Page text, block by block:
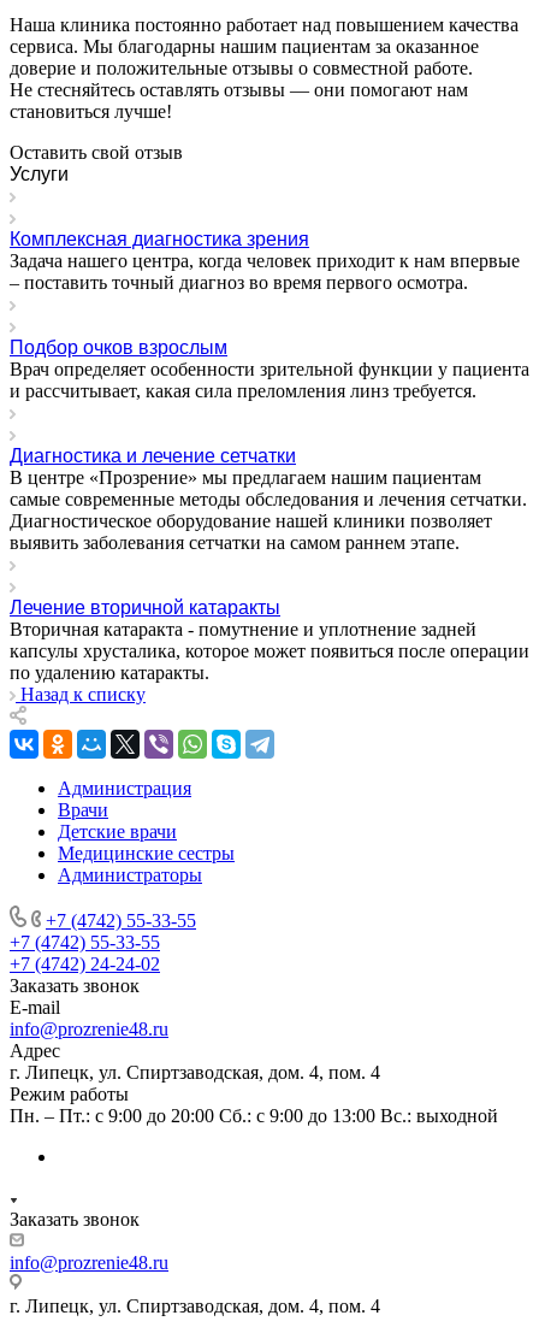
Наша клиника постоянно работает над повышением качества
сервиса. Мы благодарны нашим пациентам за оказанное
доверие и положительные отзывы о совместной работе.
Не стесняйтесь оставлять отзывы — они помогают нам
становиться лучше!
Оставить свой отзыв
Услуги
Комплексная диагностика зрения
Задача нашего центра, когда человек приходит к нам впервые
– поставить точный диагноз во время первого осмотра.
Подбор очков взрослым
Врач определяет особенности зрительной функции у пациента
и рассчитывает, какая сила преломления линз требуется.
Диагностика и лечение сетчатки
В центре «Прозрение» мы предлагаем нашим пациентам
самые современные методы обследования и лечения сетчатки.
Диагностическое оборудование нашей клиники позволяет
выявить заболевания сетчатки на самом раннем этапе.
Лечение вторичной катаракты
Вторичная катаракта - помутнение и уплотнение задней
капсулы хрусталика, которое может появиться после операции
по удалению катаракты.
Назад к списку
Администрация
Врачи
Детские врачи
Медицинские сестры
Администраторы
+7 (4742) 55-33-55
+7 (4742) 55-33-55
+7 (4742) 24-24-02
Заказать звонок
E-mail
info@prozrenie48.ru
Адрес
г. Липецк, ул. Спиртзаводская, дом. 4, пом. 4
Режим работы
Пн. – Пт.: с 9:00 до 20:00 Сб.: с 9:00 до 13:00 Вс.: выходной
Заказать звонок
info@prozrenie48.ru
г. Липецк, ул. Спиртзаводская, дом. 4, пом. 4